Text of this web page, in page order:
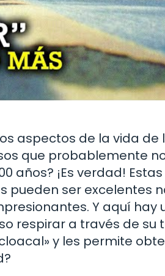
aspectos de la vida de
que probablemente
años? ¡Es verdad!
pueden ser excelentes
Y aquí
respirar a través de su
y les permite